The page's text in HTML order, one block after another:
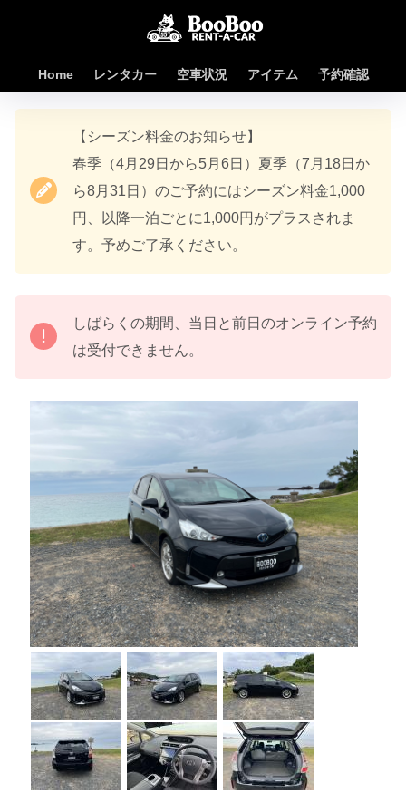
Home レンタカー 空車状況 アイテム 予約確認
【シーズン料金のお知らせ】
春季（4月29日から5月6日）夏季（7月18日か
ら8月31日）のご予約にはシーズン料金1,000
円、以降一泊ごとに1,000円がプラスされま
す。予めご了承ください。
しばらくの期間、当日と前日のオンライン予約
は受付できません。